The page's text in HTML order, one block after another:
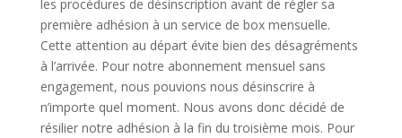
les procédures de désinscription avant de régler sa
première adhésion à un service de box mensuelle.
Cette attention au départ évite bien des désagréments
à l’arrivée. Pour notre abonnement mensuel sans
engagement, nous pouvions nous désinscrire à
n’importe quel moment. Nous avons donc décidé de
résilier notre adhésion à la fin du troisième mois. Pour